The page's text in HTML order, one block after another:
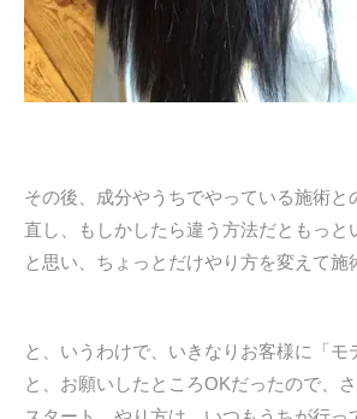
その後、成分やうちでやっている施術と
直し、もしかしたら違う方法だともっと
と思い、ちょっとだけやり方を変えて施
と、いうわけで、いきなりお客様に「モ
と、お願いしたところOKだったので、